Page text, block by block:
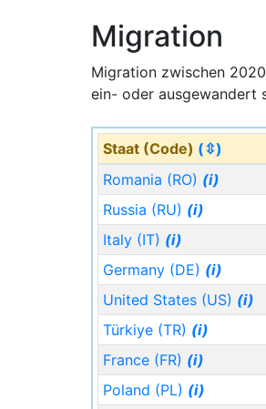
Migration
Migration zwischen
ein- oder ausgewandert
Staat (Code) (⇳)
Romania (RO) (i)
Russia (RU) (i)
Italy (IT) (i)
Germany (DE) (i)
United States (US) (i)
Türkiye (TR) (i)
France (FR) (i)
Poland (PL) (i)